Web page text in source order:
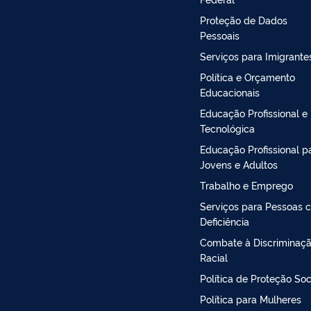
Proteção de Dados
Pessoais
Serviços para
Política e Orçamento
Educacionais
Educação Profissional e
Tecnológica
Educação Profissional
Jovens e Adultos
Trabalho e Emprego
Serviços para Pessoas
Deficiência
Combate à
Racial
Política de Proteção
Política para Mulheres